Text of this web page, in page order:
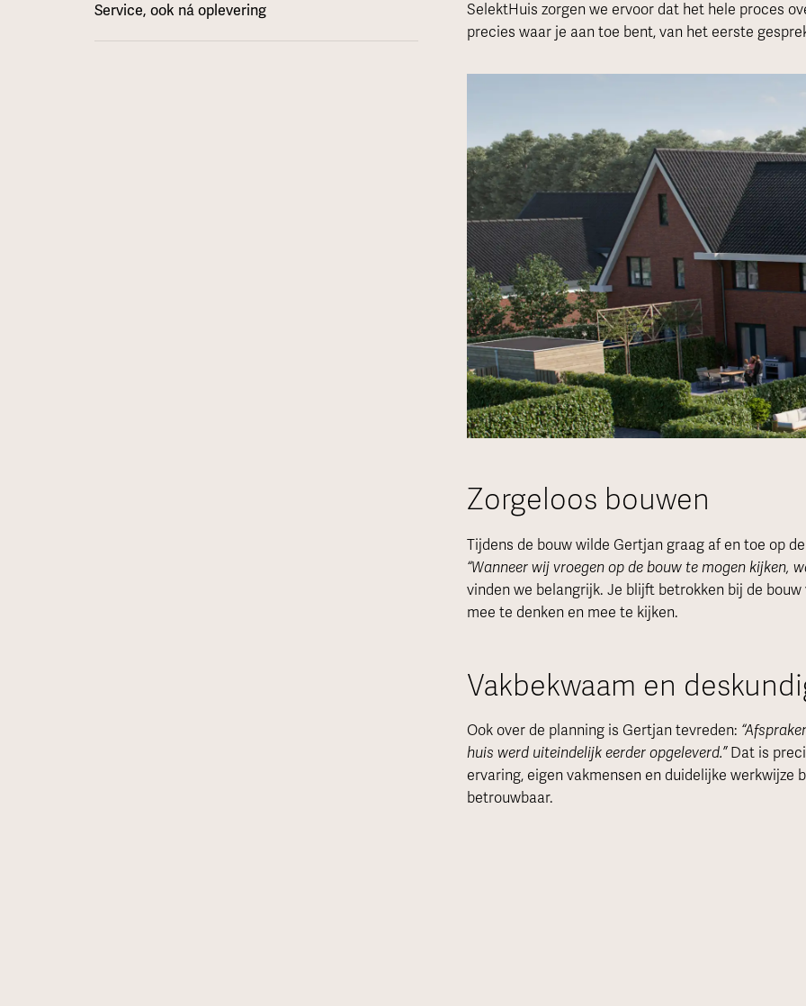
Service, ook ná oplevering
SelektHuis zorgen we ervoor dat het hele proces
precies waar je aan toe bent, van het eerste
Zorgeloos bouwen
Tijdens de bouw wilde Gertjan graag af en toe op
“Wanneer wij vroegen op de bouw te mogen kijken,
vinden we belangrijk. Je blijft betrokken bij de
mee te denken en mee te kijken.
Vakbekwaam en
Ook over de planning is Gertjan tevreden:
huis werd uiteindelijk eerder opgeleverd.”Dat is
ervaring, eigen vakmensen en duidelijke werkwijze
betrouwbaar.